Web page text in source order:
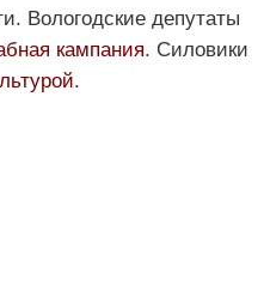
Вологодские депутаты
кампания. Силовики
.